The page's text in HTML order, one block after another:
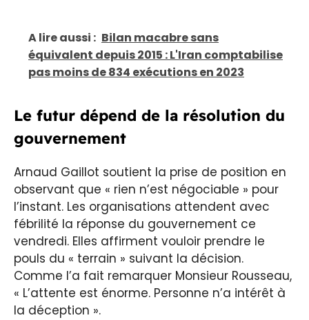
A lire aussi : Bilan macabre sans
équivalent depuis 2015 : L'Iran comptabilise
pas moins de 834 exécutions en 2023
Le futur dépend de la résolution du
gouvernement
Arnaud Gaillot soutient la prise de position en
observant que « rien n’est négociable » pour
l’instant. Les organisations attendent avec
fébrilité la réponse du gouvernement ce
vendredi. Elles affirment vouloir prendre le
pouls du « terrain » suivant la décision.
Comme l’a fait remarquer Monsieur Rousseau,
« L’attente est énorme. Personne n’a intérêt à
la déception ».